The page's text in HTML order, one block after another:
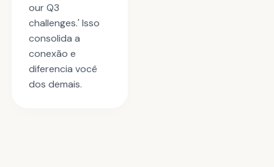
our Q3
challenges.' Isso
consolida a
conexão e
diferencia você
dos demais.